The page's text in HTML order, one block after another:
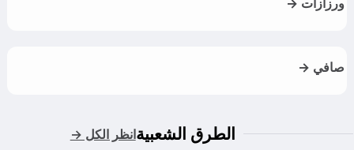
ورزازات →
صافي →
الطرق الشعبيةانظر الكل →